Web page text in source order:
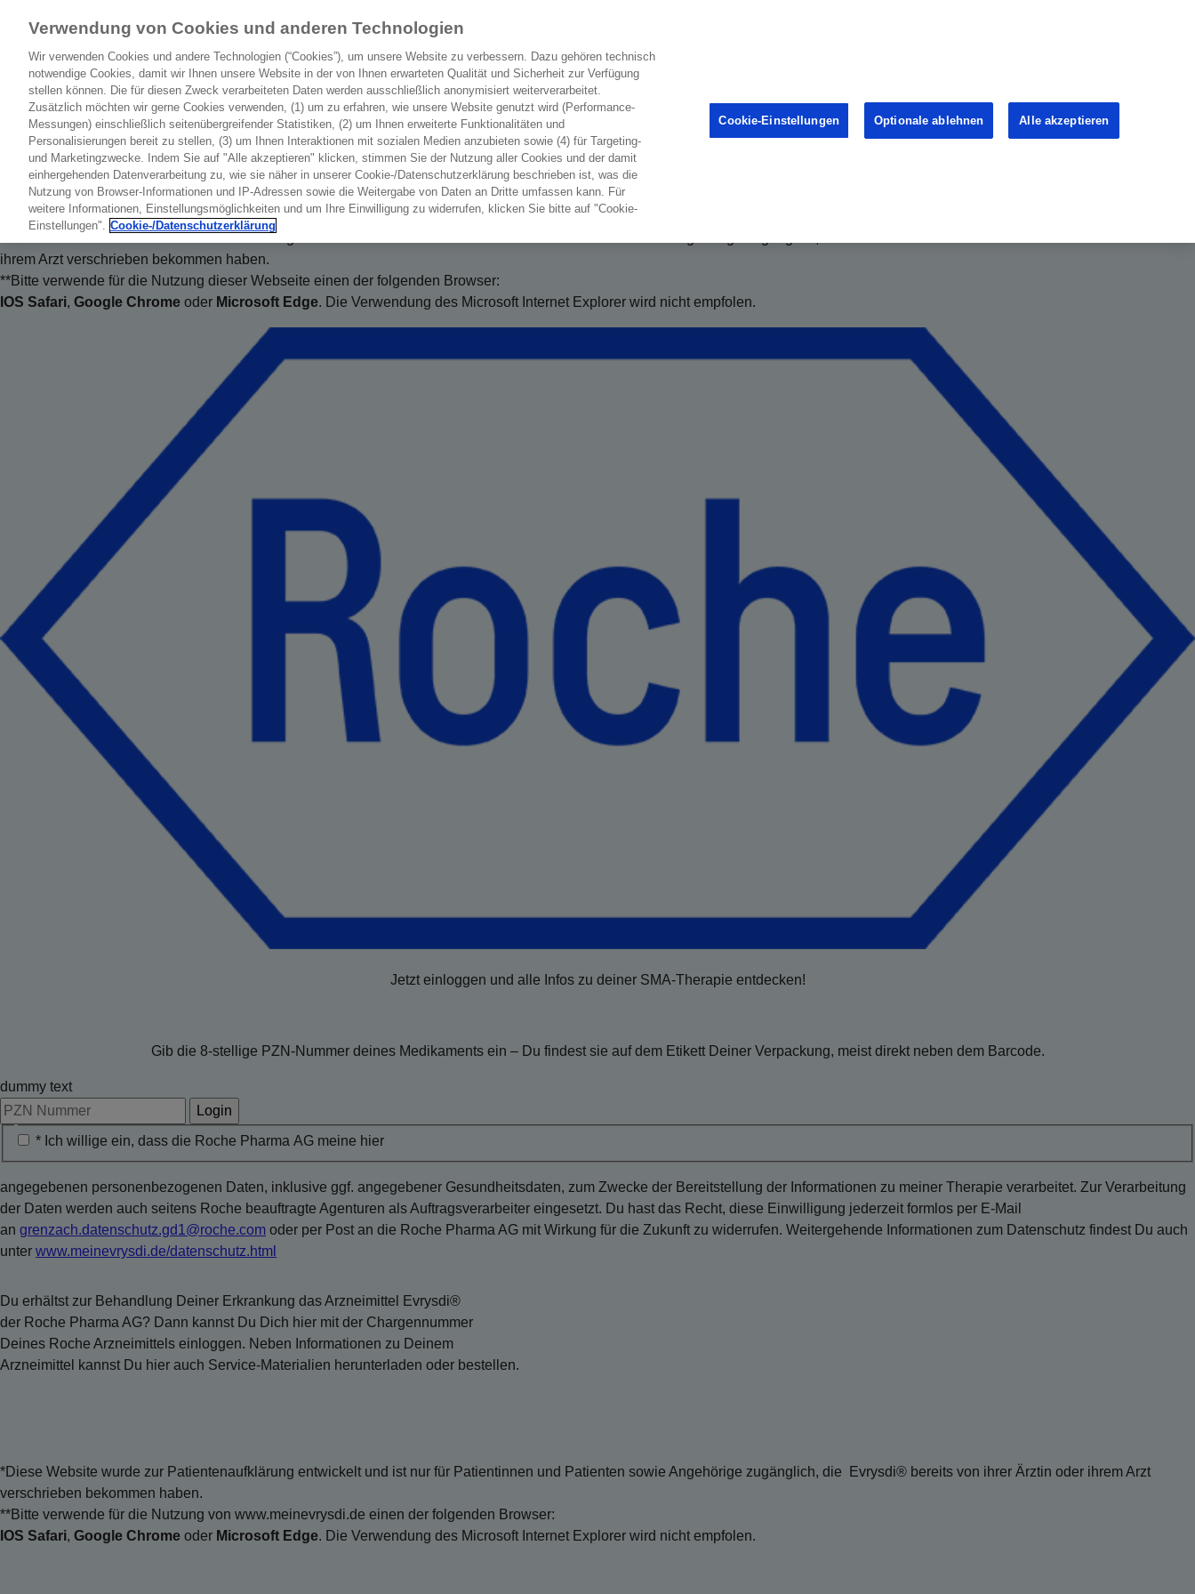
Willkommen!
Einloggen und mehr erfahren!
Du erhältst zur Behandlung Deiner spinalen Muskelatrophie das Arzneimittel der Roche Pharma AG? Dann kannst Du Dich hier mit der PZN Nummer Deines Roche Arzneimittels einloggen.
Neben Informationen zu Deinem Arzneimittel kannst Du hier auch Service-Materialien herunterladen oder bestellen.
*Diese Website wurde zur Patientenaufklärung entwickelt und ist nur für Patientinnen und Patienten sowie Angehörige zugänglich, die ein Roche Medikament bereits von ihrer Ärztin oder
ihrem Arzt verschrieben bekommen haben.
**Bitte verwende für die Nutzung dieser Webseite einen der folgenden Browser:
IOS Safari, Google Chrome oder Microsoft Edge. Die Verwendung des Microsoft Internet Explorer wird nicht empfolen.
Jetzt einloggen und alle Infos zu deiner SMA-Therapie entdecken!
Gib die 8-stellige PZN-Nummer deines Medikaments ein – Du findest sie auf dem Etikett Deiner Verpackung, meist direkt neben dem Barcode.
dummy text
Login
* Ich willige ein, dass die Roche Pharma AG meine hier
angegebenen personenbezogenen Daten, inklusive ggf. angegebener Gesundheitsdaten, zum Zwecke der Bereitstellung der Informationen zu meiner Therapie verarbeitet. Zur Verarbeitung
der Daten werden auch seitens Roche beauftragte Agenturen als Auftragsverarbeiter eingesetzt. Du hast das Recht, diese Einwilligung jederzeit formlos per E-Mail
an grenzach.datenschutz.gd1@roche.com oder per Post an die Roche Pharma AG mit Wirkung für die Zukunft zu widerrufen. Weitergehende Informationen zum Datenschutz findest Du auch
unter www.meinevrysdi.de/datenschutz.html
Du erhältst zur Behandlung Deiner Erkrankung das Arzneimittel Evrysdi®
der Roche Pharma AG? Dann kannst Du Dich hier mit der Chargennummer
Deines Roche Arzneimittels einloggen. Neben Informationen zu Deinem
Arzneimittel kannst Du hier auch Service-Materialien herunterladen oder bestellen.
*Diese Website wurde zur Patientenaufklärung entwickelt und ist nur für Patientinnen und Patienten sowie Angehörige zugänglich, die Evrysdi® bereits von ihrer Ärztin oder ihrem Arzt
verschrieben bekommen haben.
**Bitte verwende für die Nutzung von www.meinevrysdi.de einen der folgenden Browser:
IOS Safari, Google Chrome oder Microsoft Edge. Die Verwendung des Microsoft Internet Explorer wird nicht empfolen.
Verwendung von Cookies und anderen Technologien
Wir verwenden Cookies und andere Technologien (“Cookies”), um unsere Website zu verbessern. Dazu gehören technisch
notwendige Cookies, damit wir Ihnen unsere Website in der von Ihnen erwarteten Qualität und Sicherheit zur Verfügung
stellen können. Die für diesen Zweck verarbeiteten Daten werden ausschließlich anonymisiert weiterverarbeitet.
Zusätzlich möchten wir gerne Cookies verwenden, (1) um zu erfahren, wie unsere Website genutzt wird (Performance-
Messungen) einschließlich seitenübergreifender Statistiken, (2) um Ihnen erweiterte Funktionalitäten und
Personalisierungen bereit zu stellen, (3) um Ihnen Interaktionen mit sozialen Medien anzubieten sowie (4) für Targeting-
und Marketingzwecke. Indem Sie auf "Alle akzeptieren" klicken, stimmen Sie der Nutzung aller Cookies und der damit
einhergehenden Datenverarbeitung zu, wie sie näher in unserer Cookie-/Datenschutzerklärung beschrieben ist, was die
Nutzung von Browser-Informationen und IP-Adressen sowie die Weitergabe von Daten an Dritte umfassen kann. Für
weitere Informationen, Einstellungsmöglichkeiten und um Ihre Einwilligung zu widerrufen, klicken Sie bitte auf "Cookie-
Einstellungen". Cookie-/Datenschutzerklärung
Cookie-Einstellungen Optionale ablehnen Alle akzeptieren